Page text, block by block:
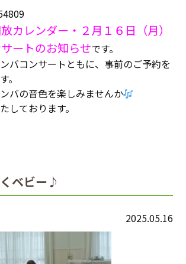
カレンダー・２月１６日（月）
ートのお知らせです。
バコンサートともに、事前のご予約を
。
バの音色を楽しみませんか
しております。
ベビー♪
2025.05.16